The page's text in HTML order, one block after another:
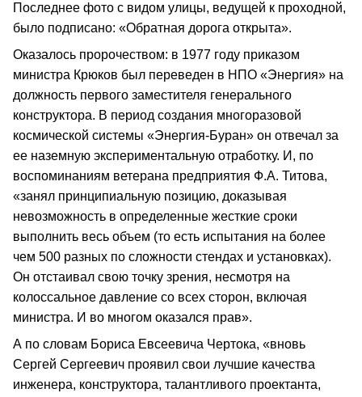
Последнее фото с видом улицы, ведущей к проходной,
было подписано: «Обратная дорога открыта».
Оказалось пророчеством: в 1977 году приказом
министра Крюков был переведен в НПО «Энергия» на
должность первого заместителя генерального
конструктора. В период создания многоразовой
космической системы «Энергия-Буран» он отвечал за
ее наземную экспериментальную отработку. И, по
воспоминаниям ветерана предприятия Ф.А. Титова,
«занял принципиальную позицию, доказывая
невозможность в определенные жесткие сроки
выполнить весь объем (то есть испытания на более
чем 500 разных по сложности стендах и установках).
Он отстаивал свою точку зрения, несмотря на
колоссальное давление со всех сторон, включая
министра. И во многом оказался прав».
А по словам Бориса Евсеевича Чертока, «вновь
Сергей Сергеевич проявил свои лучшие качества
инженера, конструктора, талантливого проектанта,